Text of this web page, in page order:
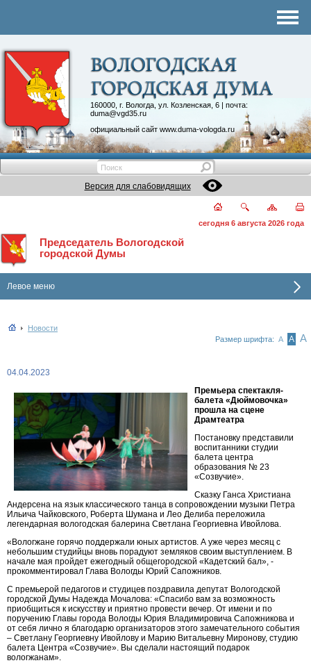
160000, г. Вологда, ул. Козленская, 6 | почта:
duma@vgd35.ru
официальный сайт www.duma-vologda.ru
Контакты
Депутатские объединения
Версия для слабовидящих
сегодня 6 августа 2026 года
Председатель Вологодской
городской Думы
Левое меню
Новости
Размер шрифта: А А А
04.04.2023
Премьера спектакля-
балета «Дюймовочка»
прошла на сцене
Драмтеатра
Постановку представили
воспитанники студии
балета центра
образования № 23
«Созвучие».
Сказку Ганса Христиана
Андерсена на язык классического танца в сопровождении музыки Петра
Ильича Чайковского, Роберта Шумана и Лео Делиба переложила
легендарная вологодская балерина Светлана Георгиевна Ивойлова.
«Вологжане горячо поддержали юных артистов. А уже через месяц с
небольшим студийцы вновь порадуют земляков своим выступлением. В
начале мая пройдет ежегодный общегородской «Кадетский бал», -
прокомментировал Глава Вологды Юрий Сапожников.
С премьерой педагогов и студицев поздравила депутат Вологодской
городской Думы Надежда Мочалова: «Спасибо вам за возможность
приобщиться к искусству и приятно провести вечер. От имени и по
поручению Главы города Вологды Юрия Владимировича Сапожникова и
от себя лично я благодарю организаторов этого замечательного события
– Светлану Георгиевну Ивойлову и Марию Витальевну Миронову, студию
балета Центра «Созвучие». Вы сделали настоящий подарок
вологжанам».